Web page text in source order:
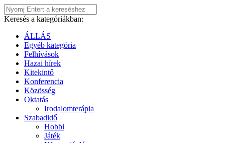
Keresés a kategóriákban:
ÁLLÁS
Egyéb kategória
Felhívások
Hazai hírek
Kitekintő
Konferencia
Közösség
Oktatás
Irodalomterápia
Szabadidő
Hobbi
Játék